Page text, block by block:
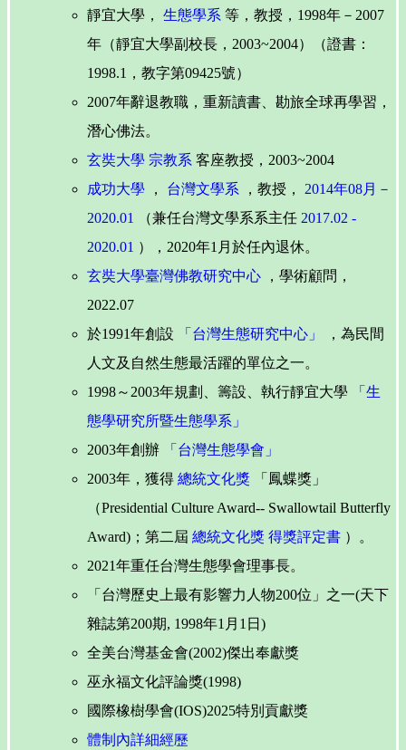
靜宜大學， 生態學系 等，教授，1998年－2007
年（靜宜大學副校長，2003~2004）（證書：
1998.1，教字第09425號）
2007年辭退教職，重新讀書、勘旅全球再學習，
潛心佛法。
玄奘大學 宗教系 客座教授，2003~2004
成功大學 ， 台灣文學系 ，教授， 2014年08月－
2020.01
（兼任台灣文學系系主任 2017.02 -
2020.01 ），2020年1月於任內退休。
玄奘大學臺灣佛教研究中心 ，學術顧問，
2022.07
於1991年創設
「台灣生態研究中心」
，為民間
人文及自然生態最活躍的單位之一。
1998～2003年規劃、籌設、執行靜宜大學
「生
態學研究所暨生態學系」
2003年創辦
「台灣生態學會」
2003年，獲得 總統文化獎 「鳳蝶獎」
（Presidential Culture Award-- Swallowtail Butterfly
Award)；第二屆 總統文化獎 得獎評定書 ）。
2021年重任台灣生態學會理事長。
「台灣歷史上最有影響力人物200位」之一(天下
雜誌第200期, 1998年1月1日)
全美台灣基金會(2002)傑出奉獻獎
巫永福文化評論獎(1998)
國際橡樹學會(IOS)2025特別貢獻獎
體制內詳細經歷